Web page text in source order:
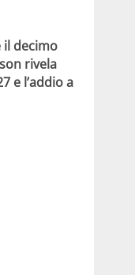
il decimo
rivela
e l’addio a